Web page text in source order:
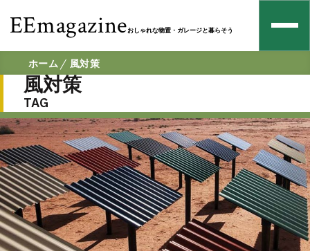
EEmagazineおしゃれな物置・ガレージと暮らそう
ホーム 風対策
風対策
TAG